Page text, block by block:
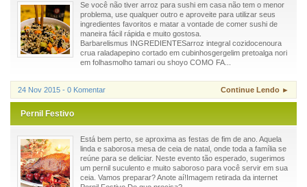
Se você não tiver arroz para sushi em casa não tem o menor
problema, use qualquer outro e aproveite para utilizar seus
ingredientes favoritos e matar a vontade de comer sushi de
maneira fácil rápida e muito gostosa.
Barbarelismus INGREDIENTESarroz integral cozidocenoura
crua raladapepino cortado em cubinhosgergelim pretoalga nori
em folhasmolho tamari ou shoyo COMO FA...
24 Nov 2015 - 0 Komentar Continue Lendo ►
Pernil Festivo
Está bem perto, se aproxima as festas de fim de ano. Aquela
linda e saborosa mesa de ceia de natal, onde toda a família se
reúne para se deliciar. Neste evento tão esperado, sugerimos
um pernil suculento e muito saboroso para você servir em sua
ceia. Vamos preparar? Anote aí!Imagem retirada da internet